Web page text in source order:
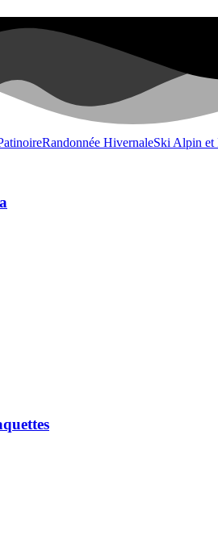
Randonnée HivernaleSki Alpin et